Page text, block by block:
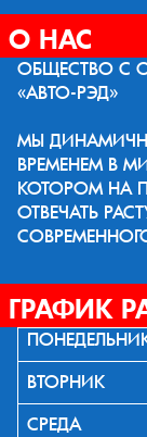
О НАС
ОБЩЕСТВО С
«АВТО-РЭД»
МЫ
ВРЕМЕНЕМ В
КОТОРОМ НА
ОТВЕЧАТЬ
ГРАФИК
ВТОРНИК
СРЕДА